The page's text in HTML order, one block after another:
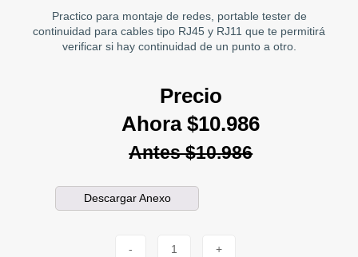
Practico para montaje de redes, portable tester de
continuidad para cables tipo RJ45 y RJ11 que te permitirá
verificar si hay continuidad de un punto a otro.
Precio
Ahora $10.986
Antes $10.986
Descargar Anexo
- 1 +